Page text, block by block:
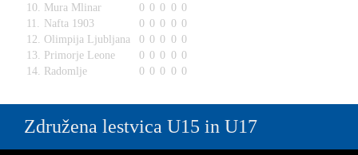
10.
Mura Mlinar 0 0 0 0 0
11.
Nafta 1903 0 0 0 0 0
12.
Olimpija Ljubljana 0 0 0 0 0
13.
Primorje Leone 0 0 0 0 0
14.
Radomlje 0 0 0 0 0
Združena lestvica U15 in U17